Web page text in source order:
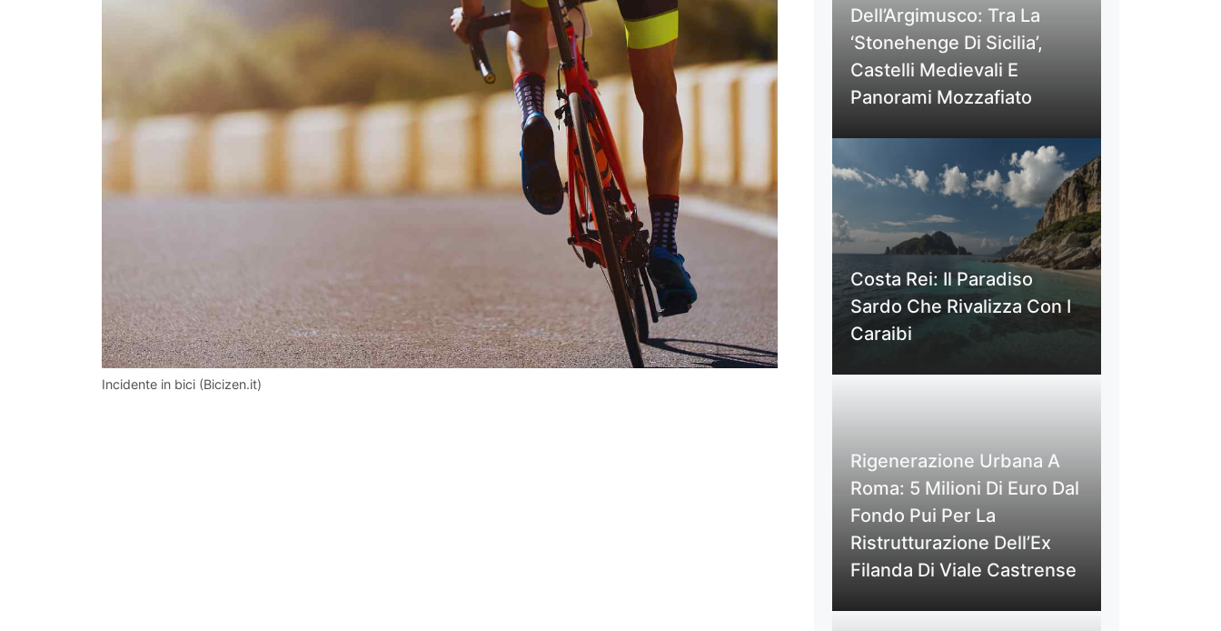
Incidente in bici (Bicizen.it)
Dell’Argimusco: Tra La
‘Stonehenge Di Sicilia’,
Castelli Medievali E
Panorami Mozzafiato
Costa Rei: Il Paradiso
Sardo Che Rivalizza Con I
Caraibi
Rigenerazione Urbana A
Roma: 5 Milioni Di Euro Dal
Fondo Pui Per La
Ristrutturazione Dell’Ex
Filanda Di Viale Castrense